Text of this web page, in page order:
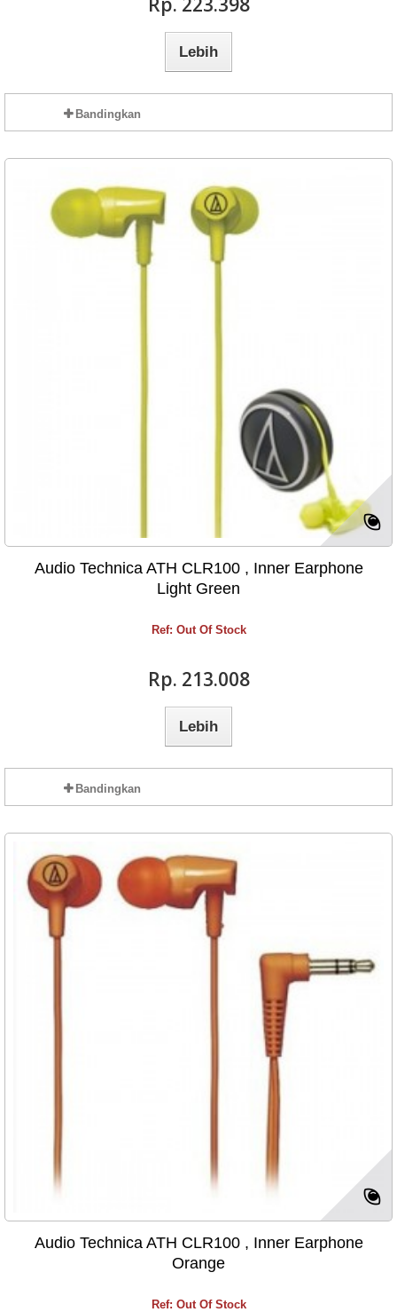
Lebih
Bandingkan
Audio Technica ATH CLR100 , Inner Earphone
Light Green
Ref: Out Of Stock
Rp‎. 213.008
Lebih
Bandingkan
Audio Technica ATH CLR100 , Inner Earphone
Orange
Ref: Out Of Stock